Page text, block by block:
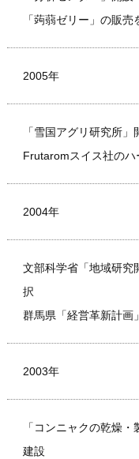
「蒟蒻ゼリー」の販売
2005年
「雪国アグリ研究所」
Frutaromスイス社の
2004年
文部科学省「地域研究
択
群馬県「経営革新計画
2003年
「コンニャクの乾燥
建設